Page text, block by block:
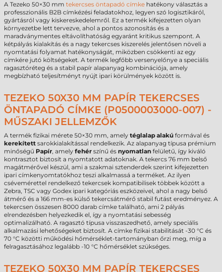
A Tezeko 50×30 mm tekercses öntapadó címke hatékony választás a
professzionális B2B címkézési feladatokhoz, legyen szó logisztikáról,
gyártásról vagy kiskereskedelemről. Ez a termék kifejezetten olyan
környezetbe lett tervezve, ahol a pontos azonosítás és a
maradványmentes eltávolíthatóság egyaránt kritikus szempont. A
kétpályás kialakítás és a nagy tekercses kiszerelés jelentősen növeli a
nyomtatási folyamat hatékonyságát, miközben csökkenti az egy
címkére jutó költségeket. A termék legfőbb versenyelőnye a speciális
ragasztóréteg és a stabil papír alapanyag kombinációja, amely
megbízható teljesítményt nyújt ipari körülmények között is.
TEZEKO 50X30 MM PAPÍR TEKERCSES
ÖNTAPADÓ CÍMKE (P0500003000-007) -
MŰSZAKI JELLEMZŐK
A termék fizikai mérete 50×30 mm, amely téglalap alakú formával és
kerekített sarokkialakítással rendelkezik. Az alapanyag típusa prémium
minőségű Papír, amely fehér színű és nyomatlan felületű, így kiváló
kontrasztot biztosít a nyomtatott adatoknak. A tekercs 76 mm belső
magátmérővel készül, ami a szakmai sztenderdek szerint kifejezetten
ipari címkenyomtatókhoz teszi alkalmassá a terméket. Az ilyen
csévemérettel rendelkező tekercsek kompatibilisek többek között a
Zebra, TSC vagy Godex ipari kategóriás eszközeivel, ahol a nagy belső
átmérő és a 166 mm-es külső tekercsátmérő stabil futást eredményez. A
tekercsen összesen 8000 darab címke található, ami 2 pályás
elrendezésben helyezkedik el, így a nyomtatási sebesség
optimalizálható. A ragasztó típusa visszaszedhető, amely speciális
alkalmazási lehetőségeket biztosít. A címke fizikai stabilitását -30 °C és
70 °C közötti működési hőmérséklet-tartományban őrzi meg, míg a
felragasztásához legalább -10 °C hőmérséklet szükséges.
TEZEKO 50X30 MM PAPÍR TEKERCSES